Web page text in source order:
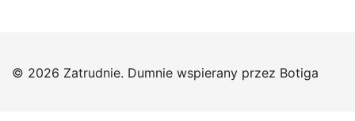
© 2026 Zatrudnie. Dumnie wspierany przez Botiga